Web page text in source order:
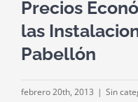
Precios
las
Pabellón
febrero 20th, 2013 | Sin